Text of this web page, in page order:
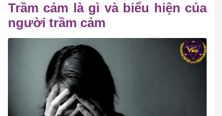
Trầm cảm là gì và biểu hiện của
người trầm cảm